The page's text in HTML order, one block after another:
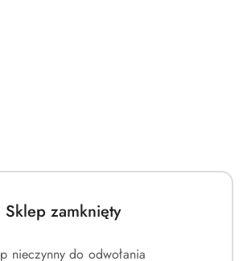
Sklep zamknięty
nieczynny do odwołania